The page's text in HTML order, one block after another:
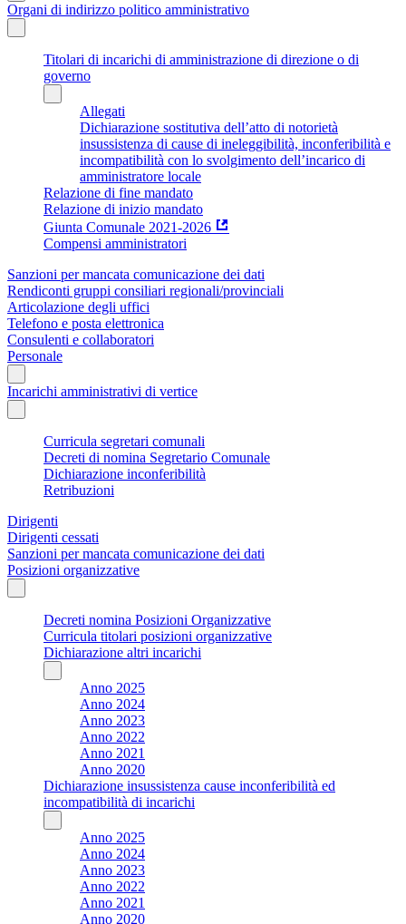
Organi di indirizzo politico amministrativo
Titolari di incarichi di amministrazione di direzione o di
governo
Allegati
Dichiarazione sostitutiva dell’atto di notorietà
insussistenza di cause di ineleggibilità, inconferibilità e
incompatibilità con lo svolgimento dell’incarico di
amministratore locale
Relazione di fine mandato
Relazione di inizio mandato
Giunta Comunale 2021-2026
Compensi amministratori
Sanzioni per mancata comunicazione dei dati
Rendiconti gruppi consiliari regionali/provinciali
Articolazione degli uffici
Telefono e posta elettronica
Consulenti e collaboratori
Personale
Incarichi amministrativi di vertice
Curricula segretari comunali
Decreti di nomina Segretario Comunale
Dichiarazione inconferibilità
Retribuzioni
Dirigenti
Dirigenti cessati
Sanzioni per mancata comunicazione dei dati
Posizioni organizzative
Decreti nomina Posizioni Organizzative
Curricula titolari posizioni organizzative
Dichiarazione altri incarichi
Anno 2025
Anno 2024
Anno 2023
Anno 2022
Anno 2021
Anno 2020
Dichiarazione insussistenza cause inconferibilità ed
incompatibilità di incarichi
Anno 2025
Anno 2024
Anno 2023
Anno 2022
Anno 2021
Anno 2020